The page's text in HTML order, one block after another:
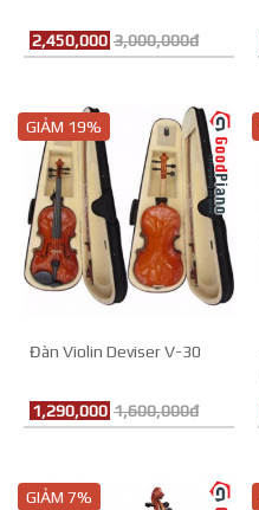
2,450,000 3,000,000đ
GIẢM 19%
Đàn Violin Deviser V-30
1,290,000 1,600,000đ
GIẢM 7%